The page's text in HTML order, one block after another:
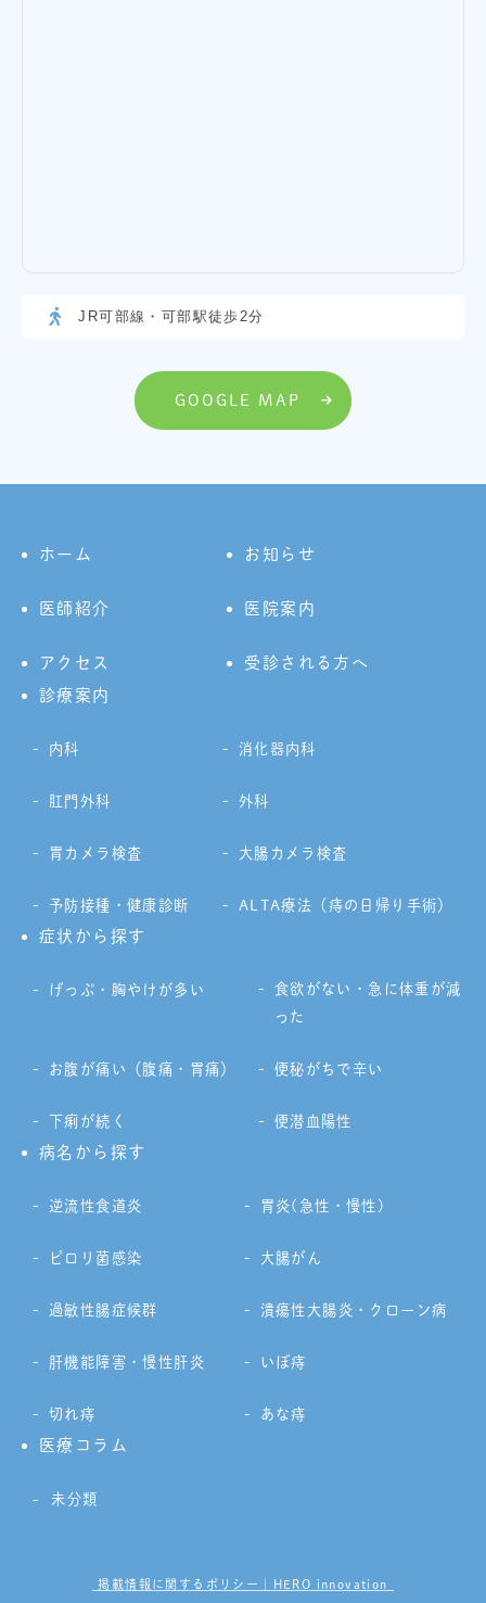
JR可部線・可部駅徒歩2分
GOOGLE MAP
ホーム お知らせ
医師紹介 医院案内
アクセス
受診される方へ
診療案内
内科 消化器内科
肛門外科 外科
胃カメラ検査 大腸カメラ検査
予防接種・健康診断 ALTA療法（痔の日帰り手術）
症状から探す
げっぷ・胸やけが多い
食欲がない・急に体重が減
った
お腹が痛い（腹痛・胃痛） 便秘がちで辛い
下痢が続く 便潜血陽性
病名から探す
逆流性食道炎 胃炎(急性・慢性)
ピロリ菌感染 大腸がん
過敏性腸症候群 潰瘍性大腸炎・クローン病
肝機能障害・慢性肝炎 いぼ痔
切れ痔 あな痔
医療コラム
未分類
掲載情報に関するポリシー｜HERO innovation